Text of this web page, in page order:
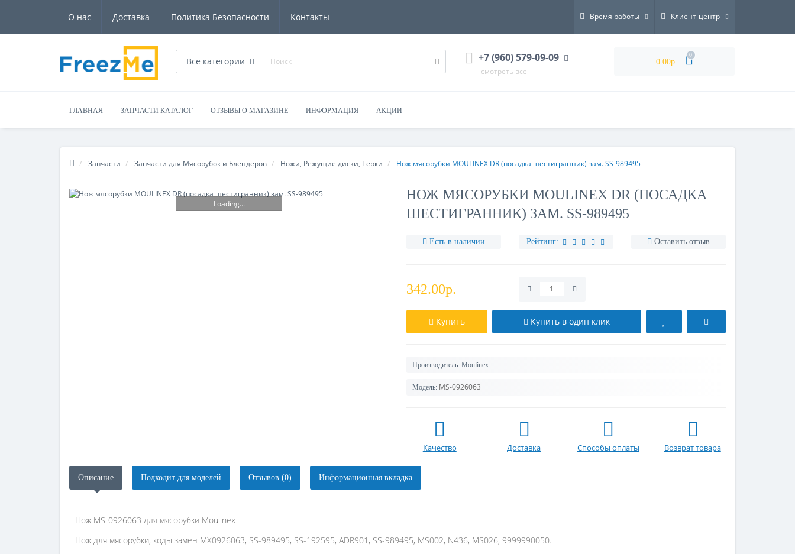
О нас Доставка Политика Безопасности Контакты Время работы Клиент-центр
Все категории +7 (960) 579-09-09
смотреть все
0.00р.
0
ГЛАВНАЯ ЗАПЧАСТИ КАТАЛОГ ОТЗЫВЫ О МАГАЗИНЕ ИНФОРМАЦИЯ АКЦИИ
Запчасти Запчасти для Мясорубок и Блендеров Ножи, Режущие диски, Терки Нож мясорубки MOULINEX DR (посадка шестигранник) зам. SS-989495
Loading...
НОЖ МЯСОРУБКИ MOULINEX DR (ПОСАДКА
ШЕСТИГРАННИК) ЗАМ. SS-989495
Есть в наличии Рейтинг: Оставить отзыв
342.00р.
Купить Купить в один клик
Производитель: Moulinex
Модель: MS-0926063
Качество Доставка Способы оплаты Возврат товара
Описание Подходит для моделей Отзывов (0) Информационная вкладка
Нож MS-0926063 для мясорубки Moulinex
Нож для мясорубки, коды замен MX0926063, SS-989495, SS-192595, ADR901, SS-989495, MS002, N436, MS026, 9999990050.